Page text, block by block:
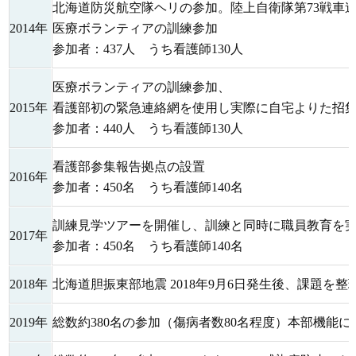
2014年
北海道防災航空隊ヘリの参加。陸上自衛隊第73戦車
医療ボランティアの訓練参加
参加者：437人 うち看護師130人
2015年
医療ボランティアの訓練参加、
看護部初の緊急連絡網を使用し実際に自宅よりた招
参加者：440人 うち看護師130人
2016年
看護部参集報告拠点の設置
参加者：450名 うち看護師140名
2017年
訓練見学ツアーを開催し、訓練と同時に職員教育を
参加者：450名 うち看護師140名
2018年 北海道胆振東部地震 2018年9月6日発生後、課題を
2019年 総数約380名の参加（傷病者数80名程度）本部機能